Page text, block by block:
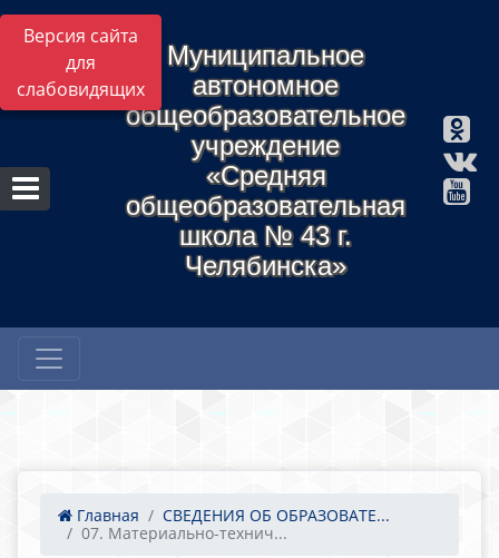
Версия сайта
для
слабовидящих
Муниципальное
автономное
общеобразовательное
учреждение
«Средняя
общеобразовательная
школа № 43 г.
Челябинска»
Главная
СВЕДЕНИЯ ОБ ОБРАЗОВАТЕ...
07. Материально-технич...